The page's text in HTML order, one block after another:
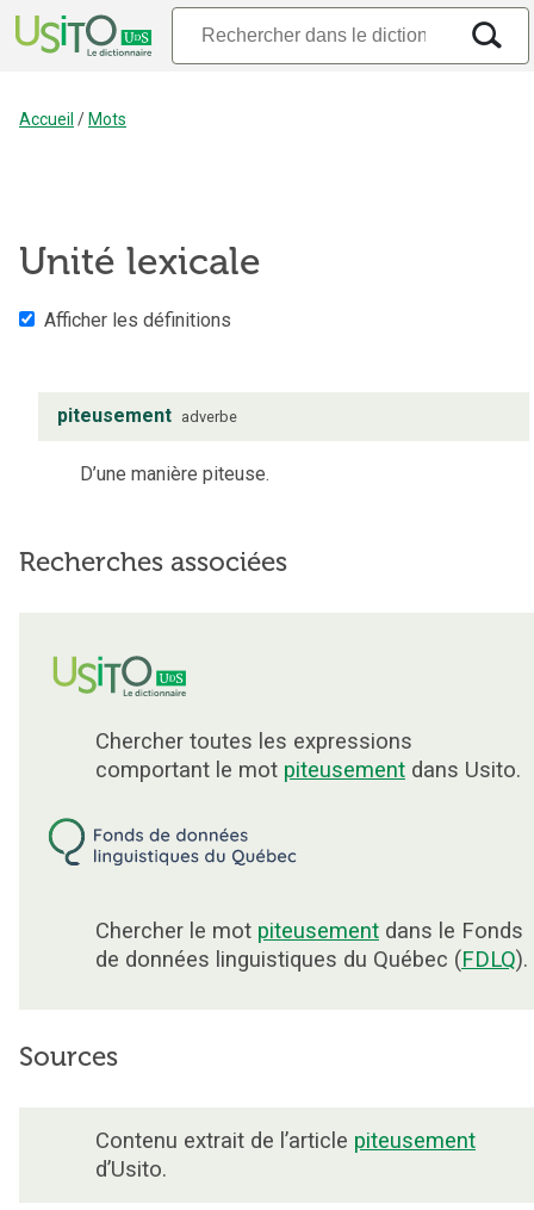
Accueil / Mots
Unité lexicale
Afficher les définitions
piteusement adverbe
D’une manière piteuse.
Recherches associées
Chercher toutes les expressions
comportant le mot piteusement dans Usito.
Chercher le mot piteusement dans le Fonds
de données linguistiques du Québec (FDLQ).
Sources
Contenu extrait de l’article piteusement
d’Usito.